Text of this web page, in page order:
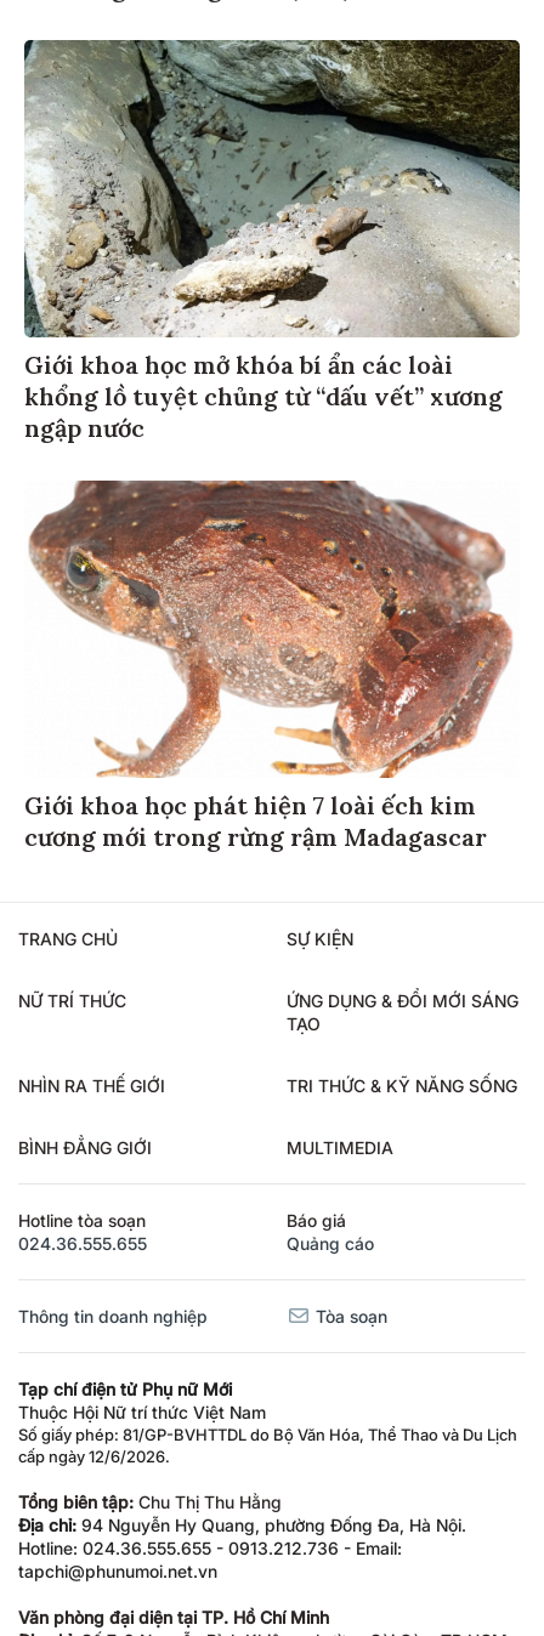
Giới khoa học mở khóa bí ẩn các loài
khổng lồ tuyệt chủng từ “dấu vết” xương
ngập nước
Giới khoa học phát hiện 7 loài ếch kim
cương mới trong rừng rậm Madagascar
TRANG CHỦ SỰ KIỆN
NỮ TRÍ THỨC
ỨNG DỤNG & ĐỔI MỚI SÁNG
TẠO
NHÌN RA THẾ GIỚI TRI THỨC & KỸ NĂNG SỐNG
BÌNH ĐẲNG GIỚI MULTIMEDIA
Hotline tòa soạn
024.36.555.655
Báo giá
Quảng cáo
Thông tin doanh nghiệp Tòa soạn
Tạp chí điện tử Phụ nữ Mới
Thuộc Hội Nữ trí thức Việt Nam
Số giấy phép: 81/GP-BVHTTDL do Bộ Văn Hóa, Thể Thao và Du Lịch
cấp ngày 12/6/2026.
Tổng biên tập: Chu Thị Thu Hằng
Địa chỉ: 94 Nguyễn Hy Quang, phường Đống Đa, Hà Nội.
Hotline: 024.36.555.655 - 0913.212.736 - Email:
tapchi@phunumoi.net.vn
Văn phòng đại diện tại TP. Hồ Chí Minh